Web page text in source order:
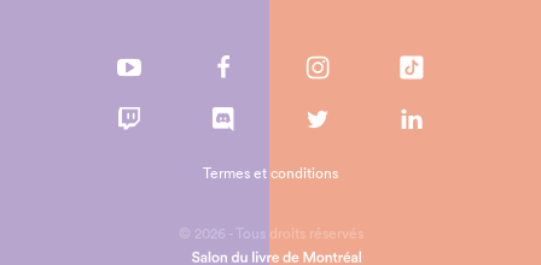
© 2026 - Tous droits réservés
Termes et conditions